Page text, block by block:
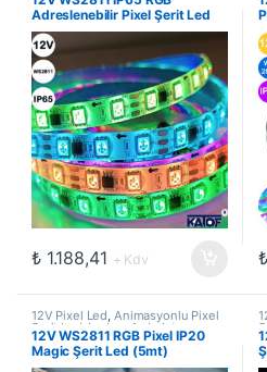
Çözümleri
Adreslenebilir Pixel Şerit Led
(5mt)
₺1.188,41 + Kdv ₺
12V Pixel Led, Animasyonlu Pixel
Şerit Led,Led ve Aydınlatma
Çözümleri
12V WS2811 RGB Pixel IP20
Magic Şerit Led (5mt)